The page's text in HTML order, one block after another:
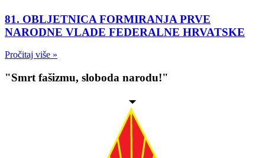
81. OBLJETNICA FORMIRANJA PRVE
NARODNE VLADE FEDERALNE HRVATSKE
Pročitaj više »
"Smrt fašizmu, sloboda narodu!"